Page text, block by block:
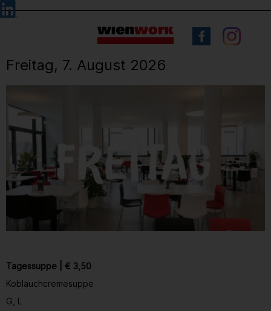
Barrierefreie
Bedienung
Sprachauswahl
Freitag, 7. August 2026
Tagessuppe
€ 3,50
Koblauchcremesuppe
G, L